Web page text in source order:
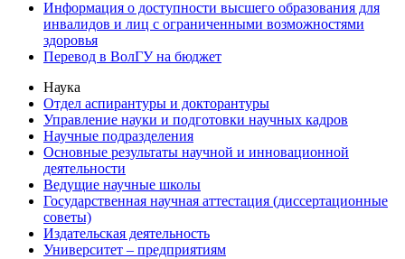
Информация о доступности высшего образования для
инвалидов и лиц с ограниченными возможностями
здоровья
Перевод в ВолГУ на бюджет
Наука
Отдел аспирантуры и докторантуры
Управление науки и подготовки научных кадров
Научные подразделения
Основные результаты научной и инновационной
деятельности
Ведущие научные школы
Государственная научная аттестация (диссертационные
советы)
Издательская деятельность
Университет – предприятиям